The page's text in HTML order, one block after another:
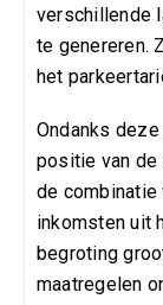
verschillende
te genereren.
het
Ondanks
positie van de
de
inkomsten uit
begroting
maatregelen